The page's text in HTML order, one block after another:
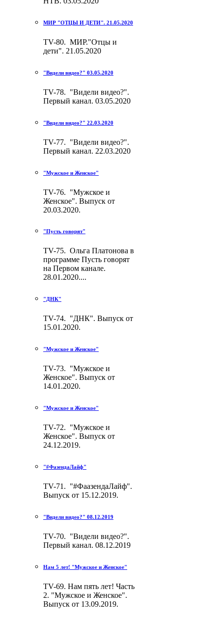
МИР "ОТЦЫ И ДЕТИ". 21.05.2020
TV-80. МИР."Отцы и
дети". 21.05.2020
"Видели видео?" 03.05.2020
TV-78. "Видели видео?".
Первый канал. 03.05.2020
"Видели видео?" 22.03.2020
TV-77. "Видели видео?".
Первый канал. 22.03.2020
"Мужское и Женское"
TV-76. "Мужское и
Женское". Выпуск от
20.03.2020.
"Пусть говорят"
TV-75. Ольга Платонова в
программе Пусть говорят
на Первом канале.
28.01.2020....
"ДНК"
TV-74. "ДНК". Выпуск от
15.01.2020.
"Мужское и Женское"
TV-73. "Мужское и
Женское". Выпуск от
14.01.2020.
"Мужское и Женское"
TV-72. "Мужское и
Женское". Выпуск от
24.12.2019.
"#ФазендаЛайф"
TV-71. "#ФаазендаЛайф".
Выпуск от 15.12.2019.
"Видели видео?" 08.12.2019
TV-70. "Видели видео?".
Первый канал. 08.12.2019
Нам 5 лет! "Мужское и Женское"
TV-69. Нам пять лет! Часть
2. "Мужское и Женское".
Выпуск от 13.09.2019.